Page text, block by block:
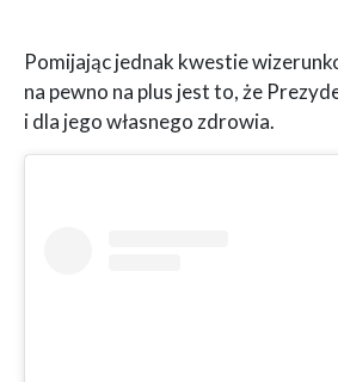
Pomijając jednak kwestie
na pewno na plus jest to, że
i dla jego własnego zdrowia.